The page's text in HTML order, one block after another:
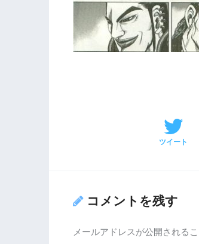
ツイート
コメントを残す
メールアドレスが公開される